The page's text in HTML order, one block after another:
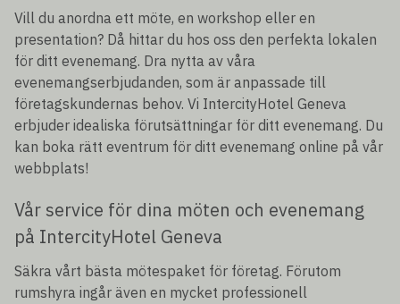
Vill du anordna ett möte, en workshop eller en
presentation? Då hittar du hos oss den perfekta lokalen
för ditt evenemang. Dra nytta av våra
evenemangserbjudanden, som är anpassade till
företagskundernas behov. Vi IntercityHotel Geneva
erbjuder idealiska förutsättningar för ditt evenemang. Du
kan boka rätt eventrum för ditt evenemang online på vår
webbplats!
Vår service för dina möten och evenemang
på IntercityHotel Geneva
Säkra vårt bästa mötespaket för företag. Förutom
rumshyra ingår även en mycket professionell